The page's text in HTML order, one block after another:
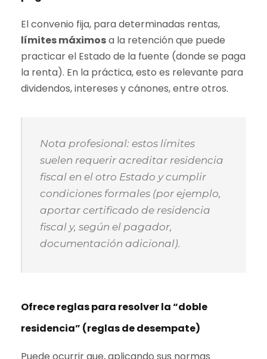
El convenio fija, para determinadas rentas,
límites máximosa la retención que puede
practicar el Estado de la fuente (donde se paga
la renta). En la práctica, esto es relevante para
dividendos, intereses y cánones, entre otros.
Nota profesional: estos límites
suelen requerir acreditar residencia
fiscal en el otro Estado y cumplir
condiciones formales (por ejemplo,
aportar certificado de residencia
fiscal y, según el pagador,
documentación adicional).
Ofrece reglas para resolver la “doble
residencia” (reglas de desempate)